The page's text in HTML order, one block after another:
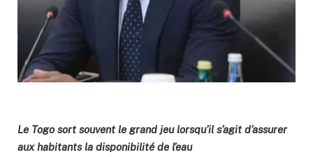
Le Togo sort souvent le grand jeu lorsqu’il s’agit d’assurer
aux habitants la disponibilité de l’eau